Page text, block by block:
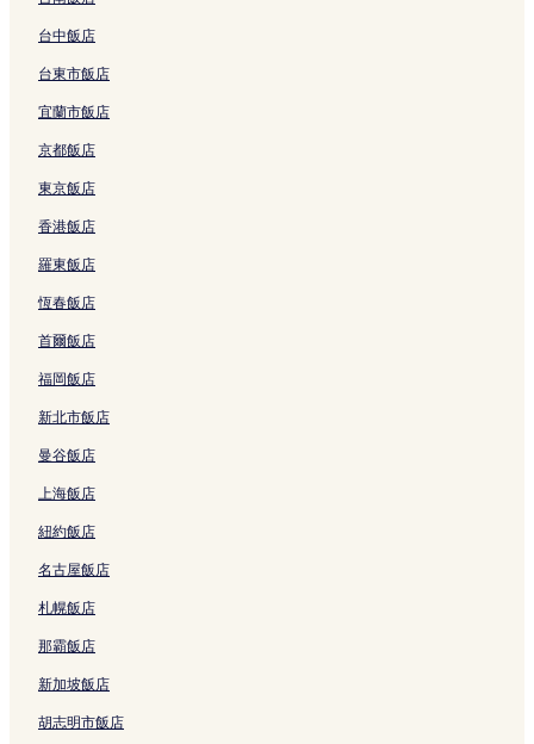
的
結
的
結
台中飯店
台東市飯店
宜蘭市飯店
京都飯店
東京飯店
香港飯店
羅東飯店
恆春飯店
首爾飯店
福岡飯店
新北市飯店
曼谷飯店
上海飯店
紐約飯店
名古屋飯店
札幌飯店
那霸飯店
新加坡飯店
胡志明市飯店